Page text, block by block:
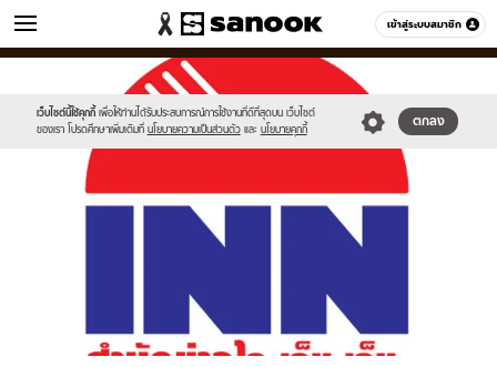
เข้าสู่ระบบสมาชิก
ข่าว หมวดอื่นๆ
เว็บไซต์นี้ใช้คุกกี้ เพื่อให้ท่านได้รับประสบการณ์การใช้งานที่ดีที่สุดบน เว็บไซต์
ของเรา โปรดศึกษาเพิ่มเติมที่ นโยบายความเป็นส่วนตัว และ นโยบายคุกกี้
ตกลง
//s.isanook.com/sr/0/images/logo-
sanook.png
//s.isanook.com/ns/0/ud/372/1864754/645603-